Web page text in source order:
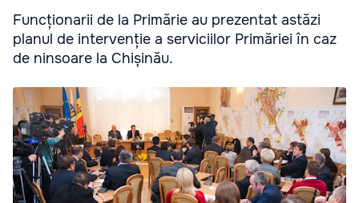
Funcționarii de la Primărie au prezentat astăzi
planul de intervenție a serviciilor Primăriei în caz
de ninsoare la Chișinău.